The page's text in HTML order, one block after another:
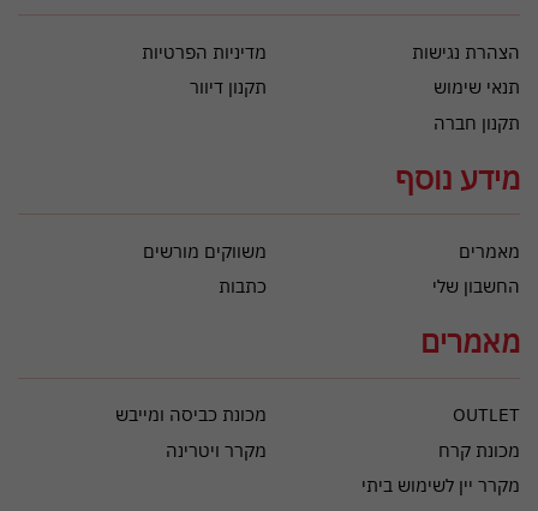
הצהרת נגישות
מדיניות הפרטיות
תנאי שימוש
תקנון דיוור
תקנון חברה
מידע נוסף
מאמרים
משווקים מורשים
החשבון שלי
כתבות
מאמרים
OUTLET
מכונת כביסה ומייבש
מכונת קרח
מקרר ויטרינה
מקרר יין לשימוש ביתי